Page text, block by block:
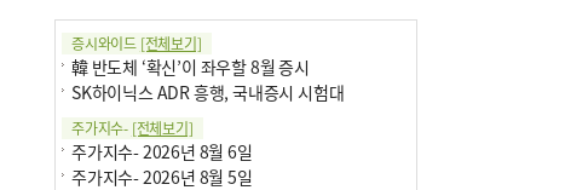
증시와이드 [전체보기]
韓 반도체 ‘확신’이 좌우할 8월 증시
SK하이닉스 ADR 흥행, 국내증시 시험대
주가지수- [전체보기]
주가지수- 2026년 8월 6일
주가지수- 2026년 8월 5일